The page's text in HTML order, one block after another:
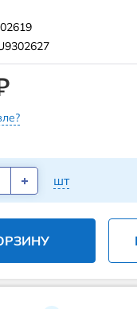
02619
шт